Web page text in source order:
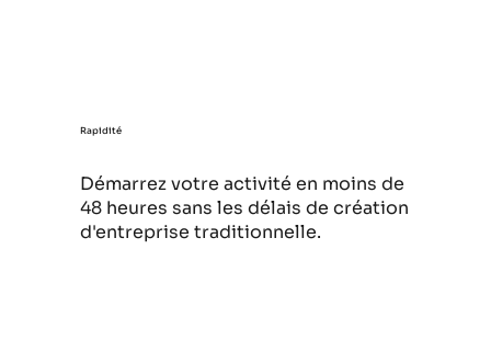
Rapidité
Démarrez votre activité en moins de
48 heures sans les délais de création
d'entreprise traditionnelle.